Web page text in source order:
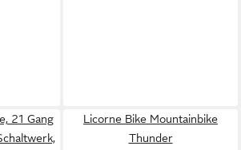
21 Gang
Licorne Bike Mountainbike
Thunder